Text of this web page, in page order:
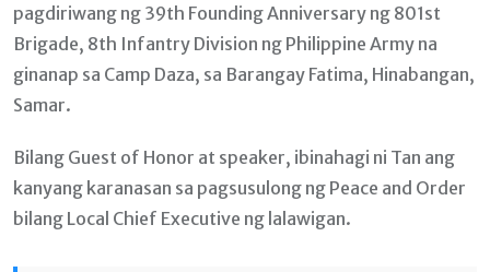
pagdiriwang ng 39th Founding Anniversary ng 801st
Brigade, 8th Infantry Division ng Philippine Army na
ginanap sa Camp Daza, sa Barangay Fatima, Hinabangan,
Samar.
Bilang Guest of Honor at speaker, ibinahagi ni Tan ang
kanyang karanasan sa pagsusulong ng Peace and Order
bilang Local Chief Executive ng lalawigan.